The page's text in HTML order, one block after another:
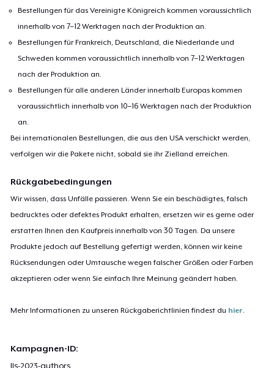
Bestellungen für das Vereinigte Königreich kommen voraussichtlich
innerhalb von 7–12 Werktagen nach der Produktion an.
Bestellungen für Frankreich, Deutschland, die Niederlande und
Schweden kommen voraussichtlich innerhalb von 7–12 Werktagen
nach der Produktion an.
Bestellungen für alle anderen Länder innerhalb Europas kommen
voraussichtlich innerhalb von 10–16 Werktagen nach der Produktion
an.
Bei internationalen Bestellungen, die aus den USA verschickt werden,
verfolgen wir die Pakete nicht, sobald sie ihr Zielland erreichen.
Rückgabebedingungen
Wir wissen, dass Unfälle passieren. Wenn Sie ein beschädigtes, falsch
bedrucktes oder defektes Produkt erhalten, ersetzen wir es gerne oder
erstatten Ihnen den Kaufpreis innerhalb von 30 Tagen. Da unsere
Produkte jedoch auf Bestellung gefertigt werden, können wir keine
Rücksendungen oder Umtausche wegen falscher Größen oder Farben
akzeptieren oder wenn Sie einfach Ihre Meinung geändert haben.
Mehr Informationen zu unseren Rückgaberichtlinien findest du hier.
Kampagnen-ID:
lls-2023-authors